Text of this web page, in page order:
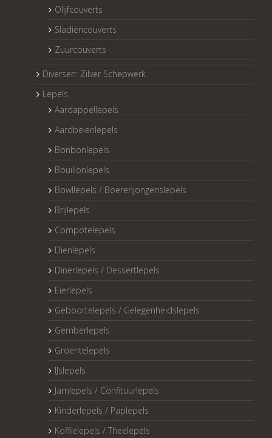
Olijfcouverts
Sladiencouverts
Zuurcouverts
Diversen: Zilver Schepwerk
Lepels
Aardappellepels
Aardbeienlepels
Bonbonlepels
Bouillonlepels
Bowllepels / Boerenjongenslepels
Brijlepels
Compotelepels
Dienlepels
Dinerlepels / Dessertlepels
Eierlepels
Geboortelepels / Gelegenheidslepels
Gemberlepels
Groentelepels
IJslepels
Jamlepels / Confituurlepels
Kinderlepels / Paplepels
Koffielepels / Theelepels